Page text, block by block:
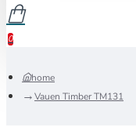
0
home
Vauen Timber TM131